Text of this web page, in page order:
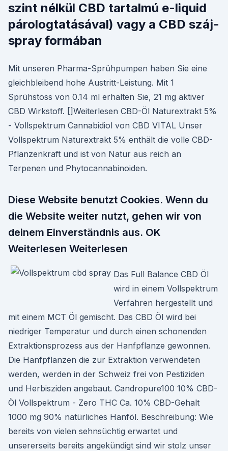
szint nélkül CBD tartalmú e-liquid
párologtatásával) vagy a CBD száj-
spray formában
Mit unseren Pharma-Sprühpumpen haben Sie eine
gleichbleibend hohe Austritt-Leistung. Mit 1
Sprühstoss von 0.14 ml erhalten Sie, 21 mg aktiver
CBD Wirkstoff. []Weiterlesen CBD-Öl Naturextrakt 5%
- Vollspektrum Cannabidiol von CBD VITAL Unser
Vollspektrum Naturextrakt 5% enthält die volle CBD-
Pflanzenkraft und ist von Natur aus reich an
Terpenen und Phytocannabinoiden.
Diese Website benutzt Cookies. Wenn du
die Website weiter nutzt, gehen wir von
deinem Einverständnis aus. OK
Weiterlesen Weiterlesen
Das Full Balance CBD Öl
wird in einem Vollspektrum
Verfahren hergestellt und
mit einem MCT Öl gemischt. Das CBD Öl wird bei
niedriger Temperatur und durch einen schonenden
Extraktionsprozess aus der Hanfpflanze gewonnen.
Die Hanfpflanzen die zur Extraktion verwendeten
werden, werden in der Schweiz frei von Pestiziden
und Herbisziden angebaut. Candropure100 10% CBD-
Öl Vollspektrum - Zero THC Ca. 10% CBD-Gehalt
1000 mg 90% natürliches Hanföl. Beschreibung: Wie
bereits von vielen sehnsüchtig erwartet und
unsererseits bereits angekündigt sind wir stolz unser